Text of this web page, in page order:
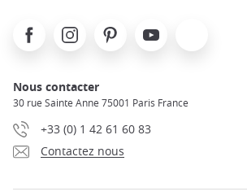
FacebookInstagramPinterest Youtube
Nous contacter
30 rue Sainte Anne 75001 Paris France
+33 (0) 1 42 61 60 83
Contactez nous